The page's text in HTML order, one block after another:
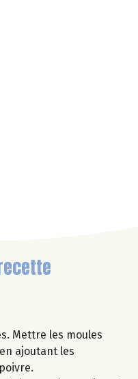
Mettre les moules
ajoutant les